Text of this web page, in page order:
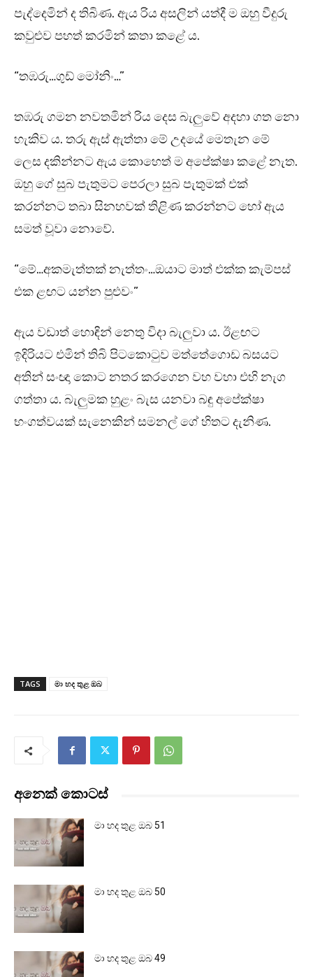
පැද්දෙමින් ද තිබිණ. ඇය රිය අසලින් යත්දී ම ඔහු වීදුරු
කවුළුව පහත් කරමින් කතා කළේ ය.
“තඹරු…ගුඩ් මෝනිං…”
තඹරු ගමන නවතමින් රිය දෙස බැලුවේ අදහා ගත නො
හැකිව ය. තරු ඇස් ඇත්තා මේ උදයේ මෙතැන මේ
ලෙස දකින්නට ඇය කොහෙත් ම අපේක්ෂා කළේ නැත.
ඔහු ගේ සුබ පැතුමට පෙරලා සුබ පැතුමක් එක්
කරන්නට තබා සිනහවක් තිළිණ කරන්නට හෝ ඇය
සමත් වූවා නොවේ.
“මේ…අකමැත්තක් නැත්තං…ඔයාට මාත් එක්ක කැම්පස්
එක ළඟට යන්න පුළුවං”
ඇය වඩාත් හොඳින් නෙතු විදා බැලුවා ය. ඊළඟට
ඉදිරියට එමින් තිබි පිටකොටුව මත්තේගොඩ බසයට
අතින් සංඥා කොට නතර කරගෙන වහ වහා එහි නැග
ගත්තා ය. බැලුමක හුළං බැස යනවා බඳු අපේක්ෂා
භංගත්වයක් සැනෙකින් සමනල් ගේ හිතට දැනිණ.
TAGS මා හද තුළ ඔබ
අනෙක් කොටස්
මා හද තුළ ඔබ 51
මා හද තුළ ඔබ 50
මා හද තුළ ඔබ 49